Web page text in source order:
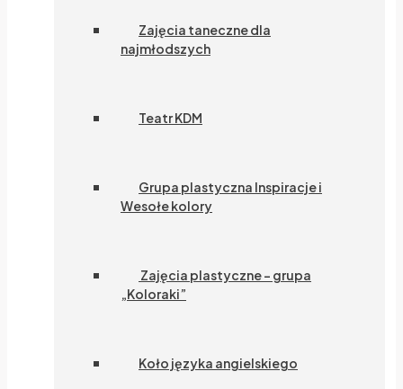
Zajęcia taneczne dla
najmłodszych
Teatr KDM
Grupa plastyczna Inspiracje i
Wesołe kolory
Zajęcia plastyczne – grupa
„Koloraki”
Koło języka angielskiego